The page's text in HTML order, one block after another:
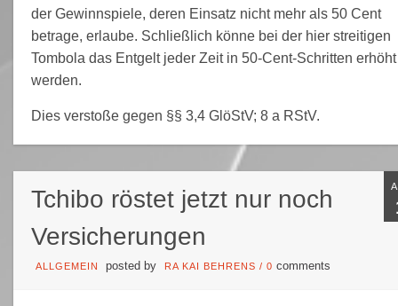
der Gewinnspiele, deren Einsatz nicht mehr als 50 Cent
betrage, erlaube. Schließlich könne bei der hier streitigen
Tombola das Entgelt jeder Zeit in 50-Cent-Schritten erhöht
werden.
Dies verstoße gegen §§ 3,4 GlöStV; 8 a RStV.
Tchibo röstet jetzt nur noch
Versicherungen
ALLGEMEIN posted by RA KAI BEHRENS / 0 comments